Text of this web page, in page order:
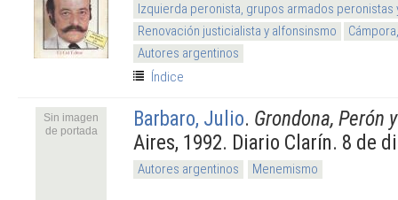
Izquierda peronista, grupos armados
Renovación justicialista y alfonsinsmo
Autores argentinos
Índice
Sin imagen
de portada
Barbaro, Julio. Grondona, Perón
Aires, 1992. Diario Clarín. 8 de
Autores argentinos Menemismo